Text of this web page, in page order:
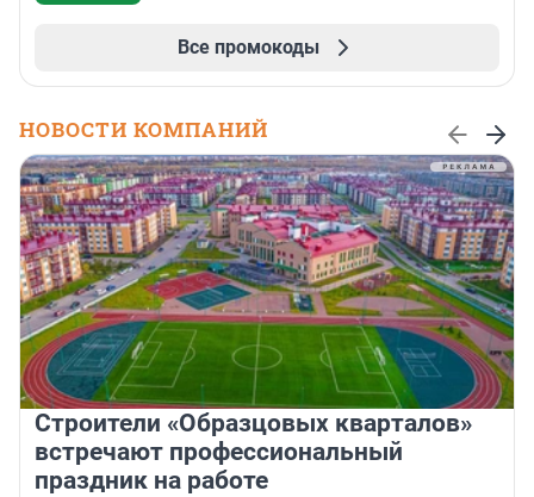
Все промокоды
НОВОСТИ КОМПАНИЙ
Строители «Образцовых кварталов»
встречают профессиональный
праздник на работе